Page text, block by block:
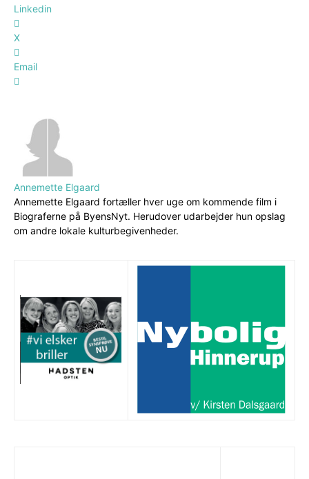
Linkedin
X
Email
Annemette Elgaard
Annemette Elgaard fortæller hver uge om kommende film i
Biograferne på ByensNyt. Herudover udarbejder hun opslag
om andre lokale kulturbegivenheder.